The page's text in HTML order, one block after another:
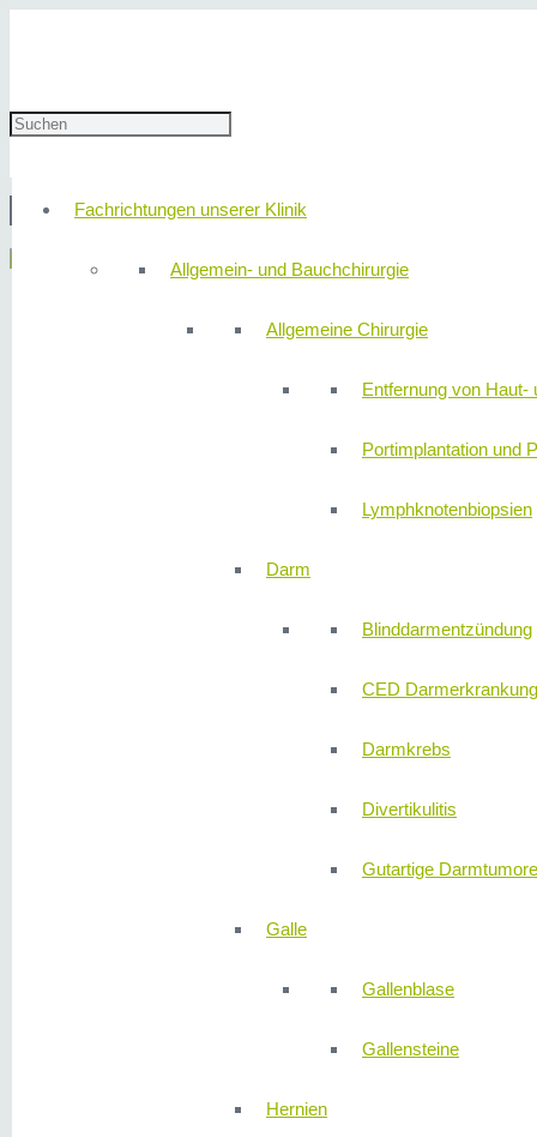
Fachrichtungen unserer Klinik
Allgemein- und Bauchchirurgie
Allgemeine Chirurgie
Entfernung von Haut-
Portimplantation und
Lymphknotenbiopsien
Darm
Blinddarmentzündung
CED Darmerkrankung
Darmkrebs
Divertikulitis
Gutartige Darmtumore
Galle
Gallenblase
Gallensteine
Hernien
20. Juli 2022redaktion
Menü